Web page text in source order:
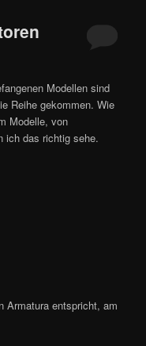
Modellen sind
Reihe gekommen. Wie
Modelle, von
ich das richtig sehe.
Armatura entspricht, am